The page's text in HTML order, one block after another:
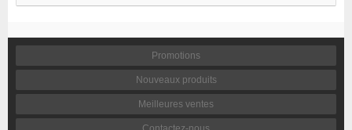
Promotions
Nouveaux produits
Meilleures ventes